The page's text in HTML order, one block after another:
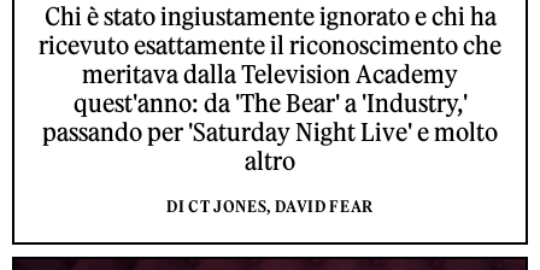
Chi è stato ingiustamente ignorato e chi ha
ricevuto esattamente il riconoscimento che
meritava dalla Television Academy
quest'anno: da 'The Bear' a 'Industry,'
passando per 'Saturday Night Live' e molto
altro
DI CT JONES, DAVID FEAR